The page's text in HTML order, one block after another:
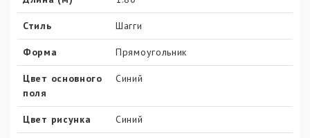
Стиль Шагги
Форма Прямоугольник
Цвет основного
поля
Синий
Цвет рисунка Синий